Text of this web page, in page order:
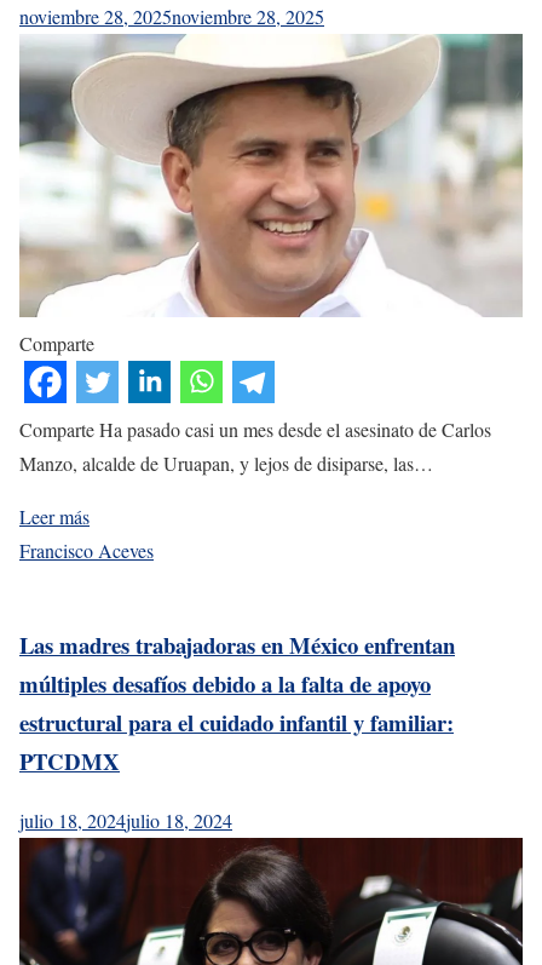
noviembre 28, 2025noviembre 28, 2025
Comparte
Comparte Ha pasado casi un mes desde el asesinato de Carlos
Manzo, alcalde de Uruapan, y lejos de disiparse, las…
Leer más
Francisco Aceves
Las madres trabajadoras en México enfrentan
múltiples desafíos debido a la falta de apoyo
estructural para el cuidado infantil y familiar:
PTCDMX
julio 18, 2024julio 18, 2024